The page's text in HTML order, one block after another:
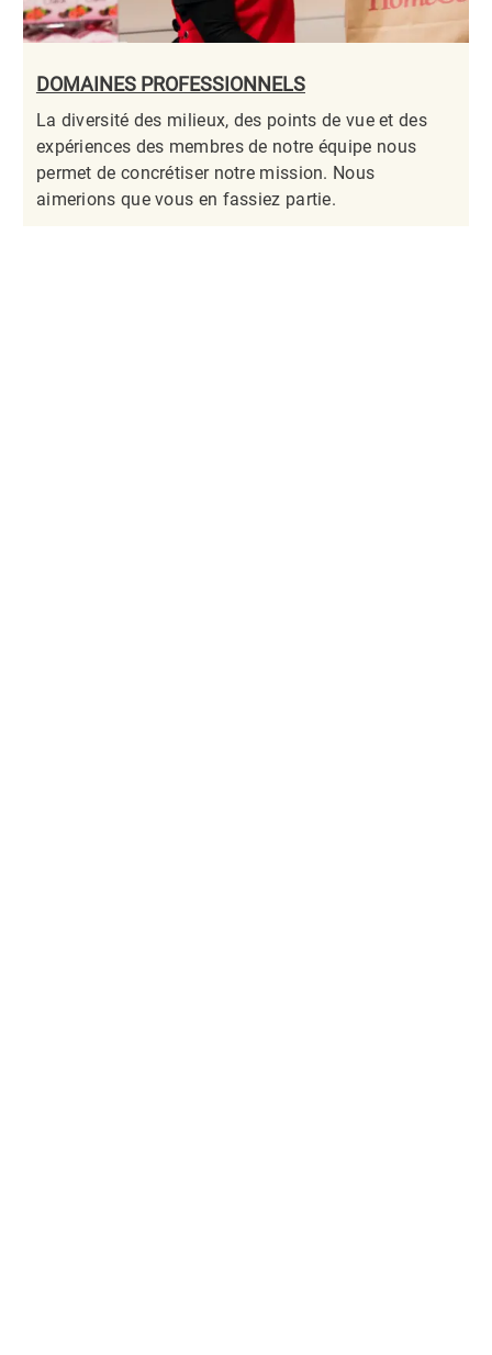
DOMAINES PROFESSIONNELS
La diversité des milieux, des points de vue et des
expériences des membres de notre équipe nous
permet de concrétiser notre mission. Nous
aimerions que vous en fassiez partie.​​​​​​​